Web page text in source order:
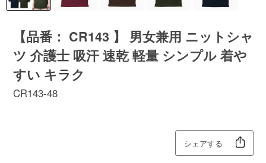
【品番： CR143 】 男女兼用 ニットシャ
ツ 介護士 吸汗 速乾 軽量 シンプル 着や
すい キラク
CR143-48
シェアする